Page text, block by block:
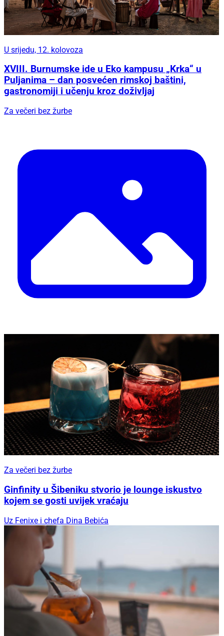
U srijedu, 12. kolovoza
XVIII. Burnumske ide u Eko kampusu „Krka“ u
Puljanima – dan posvećen rimskoj baštini,
gastronomiji i učenju kroz doživljaj
Za večeri bez žurbe
Za večeri bez žurbe
Ginfinity u Šibeniku stvorio je lounge iskustvo
kojem se gosti uvijek vraćaju
Uz Fenixe i chefa Dina Bebića